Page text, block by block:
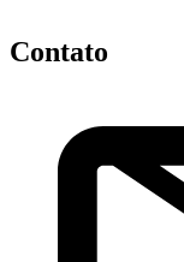
Contato